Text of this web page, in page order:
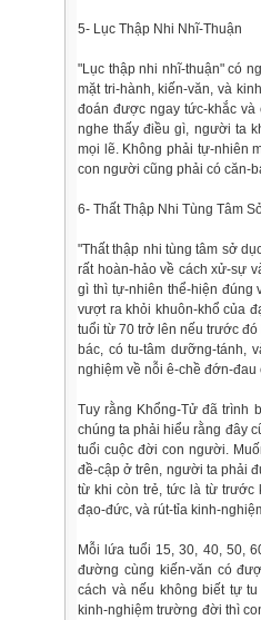
5- Lục Thập Nhi Nhĩ-Thuận
"Lục thập nhi nhĩ-thuận" có
mặt tri-hành, kiến-văn, và
đoán được ngay tức-khắc và
nghe thấy điều gì, người ta
mọi lẽ. Không phải tự-nhiên
con người cũng phải có căn-
6- Thất Thập Nhi Tùng Tâm
"Thất thập nhi tùng tâm sở
rất hoàn-hảo về cách xử-sự
gì thì tự-nhiên thể-hiện đúng
vượt ra khỏi khuôn-khổ của
tuổi từ 70 trở lên nếu trước
bác, có tu-tâm dưỡng-tánh,
nghiệm về nỗi ê-chề đớn-đau
Tuy rằng Khổng-Tử đã trình
chúng ta phải hiểu rằng đây
tuổi cuộc đời con người.
đề-cập ở trên, người ta phải
từ khi còn trẻ, tức là từ trước
đạo-đức, và rút-tỉa kinh-
Mỗi lứa tuổi 15, 30, 40, 50,
đường cùng kiến-văn có
cách và nếu không biết tự
kinh-nghiệm trường đời thì